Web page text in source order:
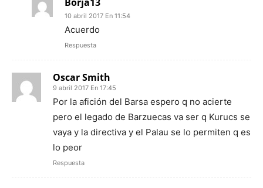
10 abril 2017 En 11:54
Acuerdo
Respuesta
Oscar Smith
9 abril 2017 En 17:45
Por la afición del Barsa espero q no acierte
pero el legado de Barzuecas va ser q Kurucs se
vaya y la directiva y el Palau se lo permiten q es
lo peor
Respuesta